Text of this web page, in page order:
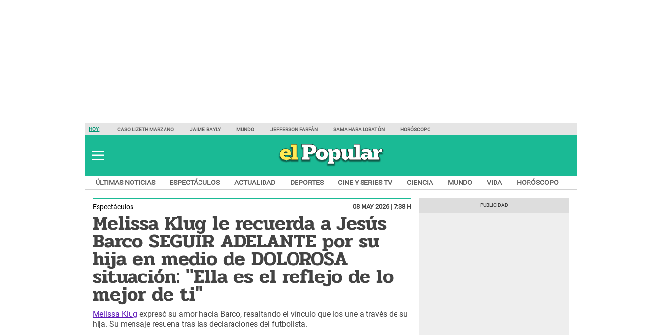
HOY: CASO LIZETH MARZANO JAIME BAYLY MUNDO JEFFERSON FARFÁN SAMAHARA LOBATÓN HORÓSCOPO
ÚLTIMAS NOTICIAS ESPECTÁCULOS ACTUALIDAD DEPORTES CINE Y SERIES TV CIENCIA MUNDO VIDA HORÓSCOPO
Espectáculos 08 MAY 2026 | 7:38 H
Melissa Klug le recuerda a Jesús
Barco SEGUIR ADELANTE por su
hija en medio de DOLOROSA
situación: "Ella es el reflejo de lo
mejor de ti"
Melissa Klug expresó su amor hacia Barco, resaltando el vínculo que los une a través de su
hija. Su mensaje resuena tras las declaraciones del futbolista.